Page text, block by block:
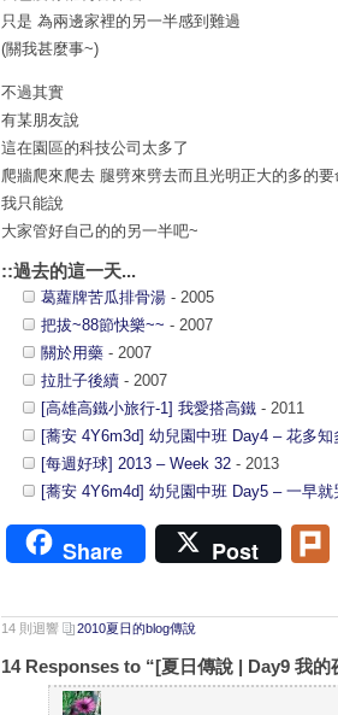
只是 為兩邊家裡的另一半感到難過
(關我甚麼事~)
不過其實
有某朋友說
這在園區的科技公司太多了
爬牆爬來爬去 腿劈來劈去而且光明正大的多的要
我只能說
大家管好自己的的另一半吧~
::過去的這一天...
葛蘿牌苦瓜排骨湯 - 2005
把拔~88節快樂~~ - 2007
關於用藥 - 2007
拉肚子後續 - 2007
[高雄高鐵小旅行-1] 我愛搭高鐵 - 2011
[蕎安 4Y6m3d] 幼兒園中班 Day4 – 花多知
[每週好球] 2013 – Week 32 - 2013
[蕎安 4Y6m4d] 幼兒園中班 Day5 – 一早就
Share Post
14 則迴響 2010夏日的blog傳說
14 Responses to “[夏日傳說 | Day9 我